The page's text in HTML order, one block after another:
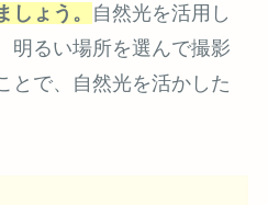
ょう。
自然光を活用し
明るい場所を選んで撮影
とで、自然光を活かした